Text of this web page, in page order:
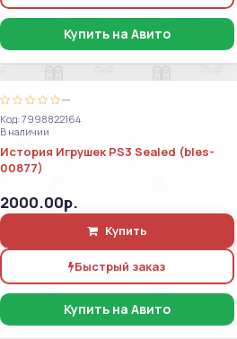
Купить на Авито
—
Код: 7998822164
В наличии
История Игрушек PS3 Sealed (bles-
00877)
2000.00р.
Купить
Быстрый заказ
Купить на Авито